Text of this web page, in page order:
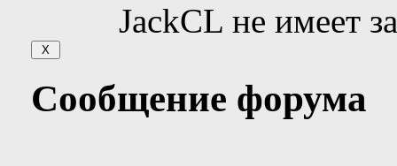
JackCL не имеет
Сообщение форума